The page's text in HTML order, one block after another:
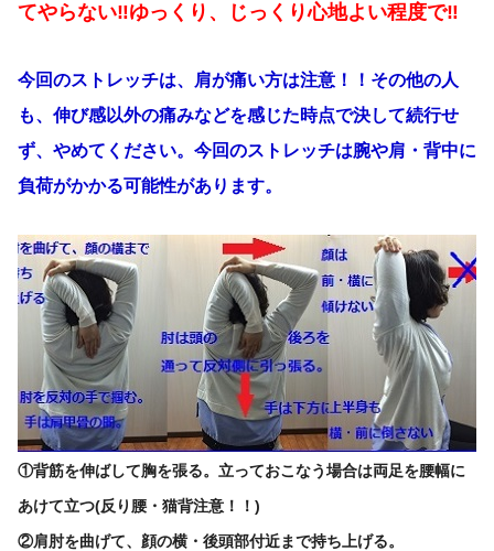
てやらない‼ゆっくり、じっくり心地よい程度で‼
今回のストレッチは、肩が痛い方は注意！！その他の人
も、伸び感以外の痛みなどを感じた時点で決して続行せ
ず、やめてください。今回のストレッチは腕や肩・背中に
負荷がかかる可能性があります。
①背筋を伸ばして胸を張る。 立っておこなう場合は両足を腰幅に
あけて立つ(反り腰・猫背注意！！)
②肩肘を曲げて、顔の横・後頭部付近まで持ち上げる。